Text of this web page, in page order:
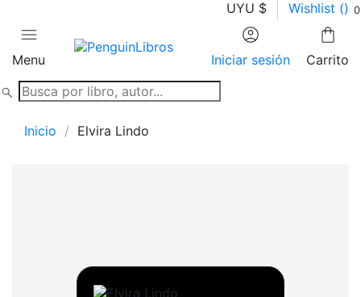
UYU $ Wishlist ()
Menu Iniciar sesión
0
Carrito
Inicio Elvira Lindo